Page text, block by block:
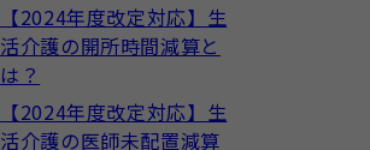
【2024年度改定対応】生
活介護の開所時間減算と
は？
【2024年度改定対応】生
活介護の医師未配置減算